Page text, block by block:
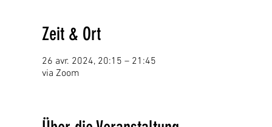
Zeit & Ort
26 avr. 2024, 20:15 – 21:45
via Zoom